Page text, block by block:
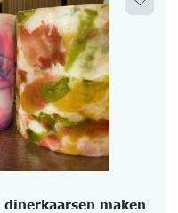
maken